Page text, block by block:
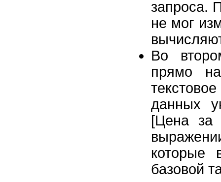
запроса.
не мог
Во
прямо
данных
[Цена за
базовой